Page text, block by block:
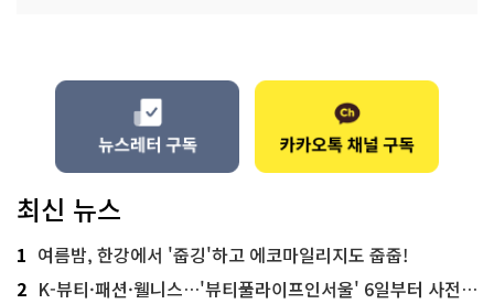
최신 뉴스
1 여름밤, 한강에서 '줍깅'하고 에코마일리지도 줍줍!
2 K-뷰티·패션·웰니스…'뷰티풀라이프인서울' 6일부터 사전 예약